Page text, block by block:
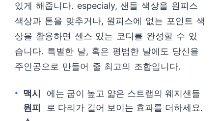
있게 해줍니다. especialy, 샌들 색상을 원피스
색상과 톤을 맞추거나, 원피스에 없는 포인트 색
상을 활용하면 센스 있는 코디를 완성할 수 있
습니다. 특별한 날, 혹은 평범한 날에도 당신을
주인공으로 만들어 줄 최고의 조합입니다.
맥시
원피
에는 굽이 높고 얇은 스트랩의 웨지샌들
로 다리가 길어 보이는 효과를 더하세요.